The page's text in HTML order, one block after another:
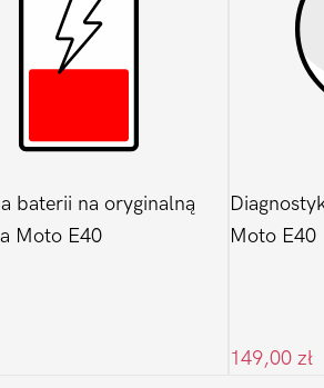
baterii na oryginalną
Moto E40
Moto E40
149,00 zł